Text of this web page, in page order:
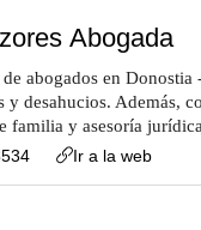
Abogada
abogados en
y desahucios. Además,
familia y asesoría
Ir a la web